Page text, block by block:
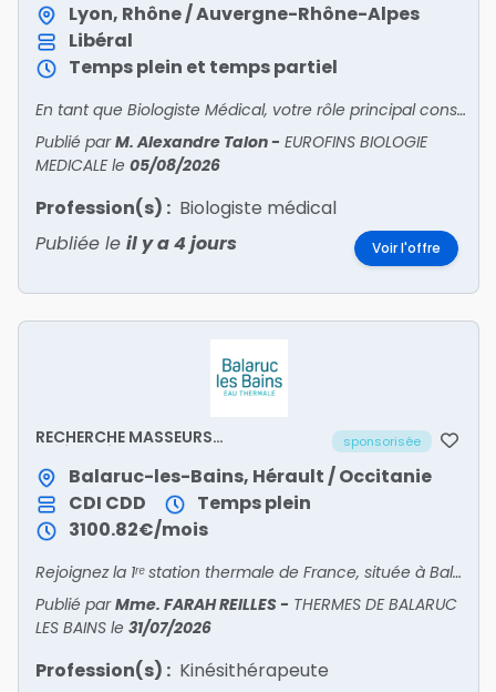
Lyon, Rhône / Auvergne-Rhône-Alpes
Libéral
Temps plein et temps partiel
En tant que Biologiste Médical, votre rôle principal consiste à encadrer toutes les activités et équipes du site sous votre responsabilité. Vous êtes en relation avec patients et confrères pou
Publié parM. Alexandre Talon- EUROFINS BIOLOGIE
MEDICALEle 05/08/2026
Profession(s) : Biologiste médical
Publiée le il y a 4 jours Voir l'offre
RECHERCHE MASSEURS
sponsorisée
Balaruc-les-Bains, Hérault / Occitanie
CDI CDD
Temps plein
3100.82€/mois
Rejoignez la 1ʳᵉ station thermale de France, située à Balaruc-les-Bains, dans l'Hérault, au cœur d'une presqu'île bordant le Bassin de Thau.
Publié parMme. FARAH REILLES- THERMES DE BALARUC
LES BAINS le 31/07/2026
Profession(s) : Kinésithérapeute